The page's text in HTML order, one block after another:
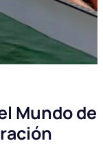
Mundo de